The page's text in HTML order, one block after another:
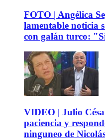
FOTO | Angélica
lamentable noticia
con galán turco:
VIDEO | Julio
paciencia y
ninguneo de